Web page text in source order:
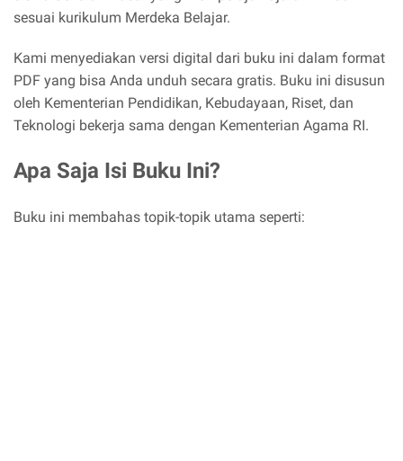
sesuai kurikulum Merdeka Belajar.
Kami menyediakan versi digital dari buku ini dalam format
PDF yang bisa Anda unduh secara gratis. Buku ini disusun
oleh Kementerian Pendidikan, Kebudayaan, Riset, dan
Teknologi bekerja sama dengan Kementerian Agama RI.
Apa Saja Isi Buku Ini?
Buku ini membahas topik-topik utama seperti: